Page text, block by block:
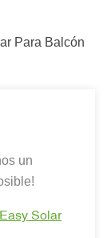
Para Balcón
un
Solar